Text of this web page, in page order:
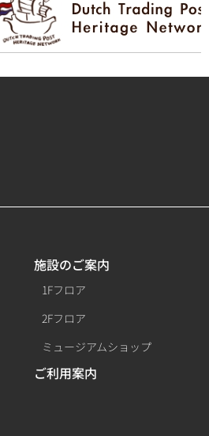
施設のご案内
1Fフロア
2Fフロア
ミュージアムショップ
ご利用案内